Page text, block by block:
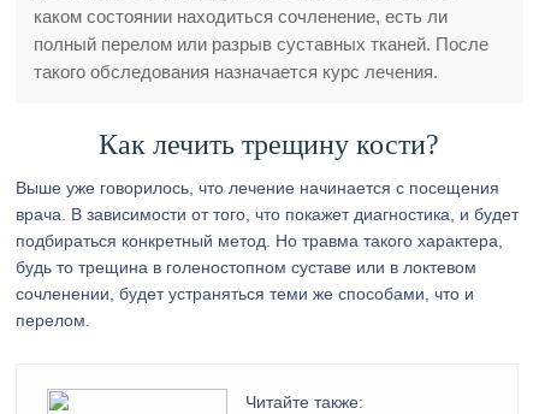
каком состоянии находиться сочленение, есть ли
полный перелом или разрыв суставных тканей. После
такого обследования назначается курс лечения.
Как лечить трещину кости?
Выше уже говорилось, что лечение начинается с посещения
врача. В зависимости от того, что покажет диагностика, и будет
подбираться конкретный метод. Но травма такого характера,
будь то трещина в голеностопном суставе или в локтевом
сочленении, будет устраняться теми же способами, что и
перелом.
Читайте также: